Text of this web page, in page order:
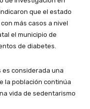
que el estado
más casos a nivel
el municipio de
de diabetes.
es considerada una
la población continúa
vida de sedentarismo